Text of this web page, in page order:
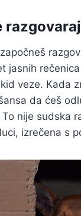
jasnih
veze. Kada
da ćeš
nije sudska
izrečena s